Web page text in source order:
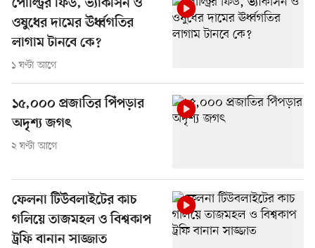
পোল্ট্রির ফিড, ভ্যাকসিন ও
ওষুধের দামের ঊর্ধ্বগতির
লাগাম টানবে কে?
১ ঘণ্টা আগে
১৫,০০০ প্রজাতির পিঁপড়ার
অদৃশ্য জগৎ
২ ঘণ্টা আগে
ফেলনা টিউবলাইটের কাচ
গলিয়ে তাজমহল ও বিশ্বকাপ
ট্রফি বানান সাজ্জাত